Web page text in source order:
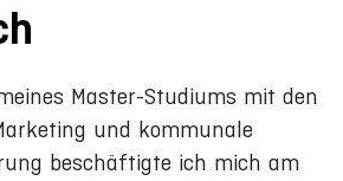
Master-Studiums mit den
und kommunale
beschäftigte ich mich am